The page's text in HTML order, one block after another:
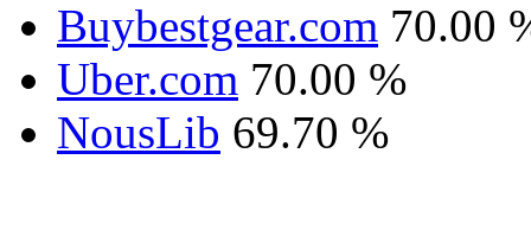
Buybestgear.com 70.00
Uber.com 70.00 %
NousLib 69.70 %